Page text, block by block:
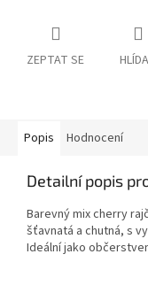
ZEPTAT SE
Popis Hodnocení
Detailní popis
Barevný mix cherry
šťavnatá a chutná, s
Ideální jako